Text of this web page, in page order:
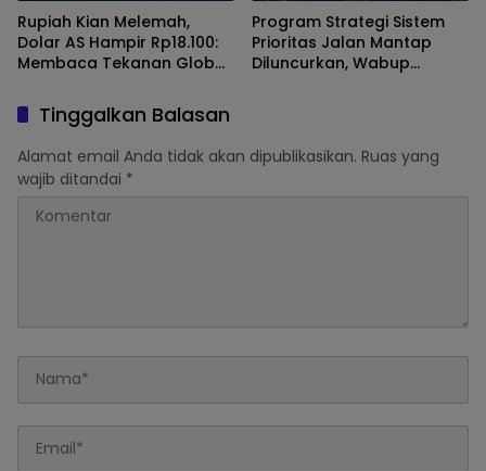
Rupiah Kian Melemah,
Dolar AS Hampir Rp18.100:
Membaca Tekanan Global
Program Strategi Sistem
Prioritas Jalan Mantap
Diluncurkan, Wabup
Tinggalkan Balasan
Alamat email Anda tidak akan dipublikasikan. Ruas yang
wajib ditandai *